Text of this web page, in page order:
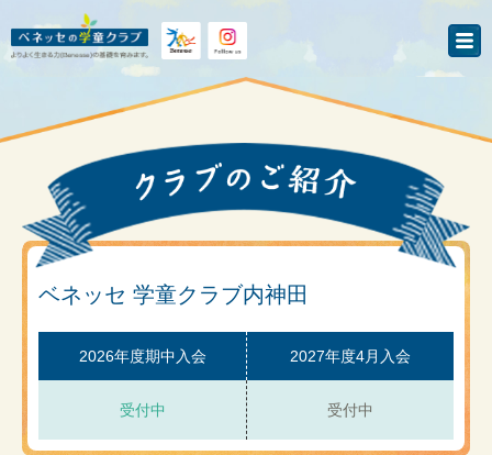
ベネッセ 学童クラブ内神田
2026年度期中入会
受付中
2027年度4月入会
受付中